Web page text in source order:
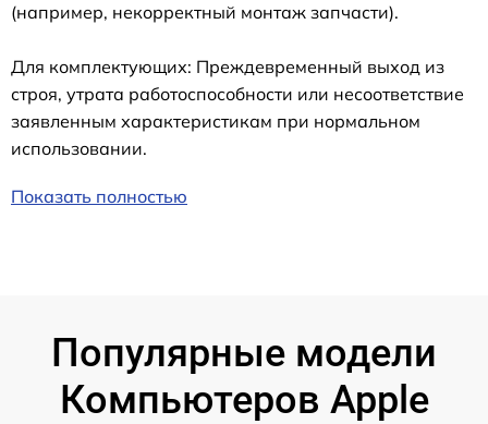
(например, некорректный монтаж запчасти).
Для комплектующих: Преждевременный выход из
строя, утрата работоспособности или несоответствие
заявленным характеристикам при нормальном
использовании.
Показать полностью
Популярные модели
Компьютеров Apple